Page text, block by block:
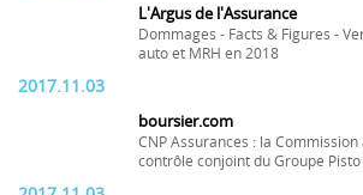
L'Argus de l'Assurance
Dommages - Facts & Figures -
auto et MRH en 2018
2017.11.03
boursier.com
CNP Assurances : la
contrôle conjoint du Groupe Pisto